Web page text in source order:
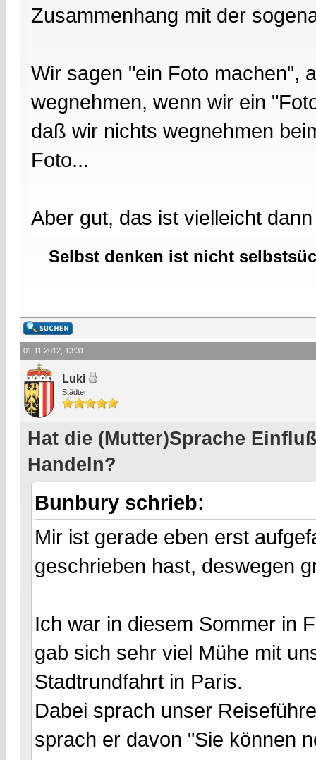
Zusammenhang mit der
Wir sagen "ein Foto machen",
wegnehmen, wenn wir ein
daß wir nichts wegnehmen
Foto...
Aber gut, das ist vielleicht
Selbst denken ist nicht
01.11.2012, 13:31
Luki
Städter
Hat die (Mutter)Sprache
Handeln?
Bunbury schrieb:
Mir ist gerade eben erst
geschrieben hast, deswegen
Ich war in diesem Sommer in
gab sich sehr viel Mühe mit
Stadtrundfahrt in Paris.
Dabei sprach unser
sprach er davon "Sie können